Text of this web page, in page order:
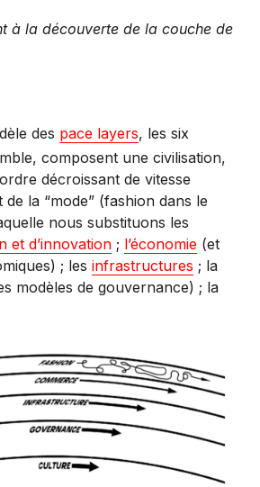
à la découverte de la couche de
des pace layers, les six
composent une civilisation,
décroissant de vitesse
de la “mode” (fashion dans le
nous substituons les
et d’innovation ; l’économie (et
; les infrastructures ; la
modèles de gouvernance) ; la